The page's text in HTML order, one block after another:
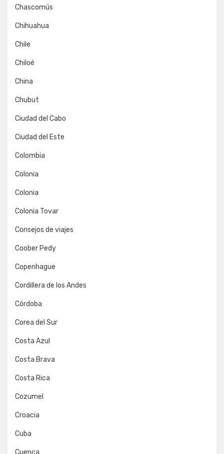
Chascomús
Chihuahua
Chile
Chiloé
China
Chubut
Ciudad del Cabo
Ciudad del Este
Colombia
Colonia
Colonia
Colonia Tovar
Consejos de viajes
Coober Pedy
Copenhague
Cordillera de los Andes
Córdoba
Corea del Sur
Costa Azul
Costa Brava
Costa Rica
Cozumel
Croacia
Cuba